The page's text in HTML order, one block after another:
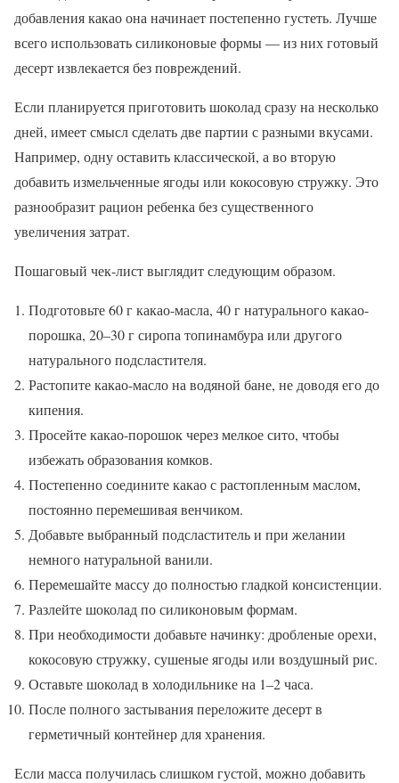
добавления какао она начинает постепенно густеть. Лучше
всего использовать силиконовые формы — из них готовый
десерт извлекается без повреждений.
Если планируется приготовить шоколад сразу на несколько
дней, имеет смысл сделать две партии с разными вкусами.
Например, одну оставить классической, а во вторую
добавить измельченные ягоды или кокосовую стружку. Это
разнообразит рацион ребенка без существенного
увеличения затрат.
Пошаговый чек-лист выглядит следующим образом.
Подготовьте 60 г какао-масла, 40 г натурального какао-
порошка, 20–30 г сиропа топинамбура или другого
натурального подсластителя.
Растопите какао-масло на водяной бане, не доводя его до
кипения.
Просейте какао-порошок через мелкое сито, чтобы
избежать образования комков.
Постепенно соедините какао с растопленным маслом,
постоянно перемешивая венчиком.
Добавьте выбранный подсластитель и при желании
немного натуральной ванили.
Перемешайте массу до полностью гладкой консистенции.
Разлейте шоколад по силиконовым формам.
При необходимости добавьте начинку: дробленые орехи,
кокосовую стружку, сушеные ягоды или воздушный рис.
Оставьте шоколад в холодильнике на 1–2 часа.
После полного застывания переложите десерт в
герметичный контейнер для хранения.
Если масса получилась слишком густой, можно добавить